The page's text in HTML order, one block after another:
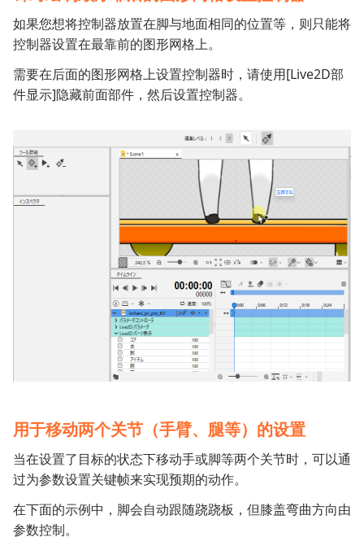
如果您想将控制器放置在脚与地面相同的位置等，则只能将
控制器设置在最靠前的图形网格上。
需要在后面的图形网格上设置控制器时，请使用[Live2D部
件显示]隐藏前面部件，然后设置控制器。
用于移动两个关节（手臂、腿等）的设置
当在设置了目标的状态下移动手或脚等两个关节时，可以通
过为参数设置关键帧来实现预期的动作。
在下面的示例中，脚会自动跟随跷跷板，但膝盖弯曲方向由
参数控制。